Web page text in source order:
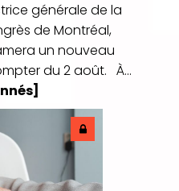
générale de la
de Montréal,
un nouveau
du 2 août. À...